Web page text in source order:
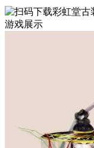
游戏展示